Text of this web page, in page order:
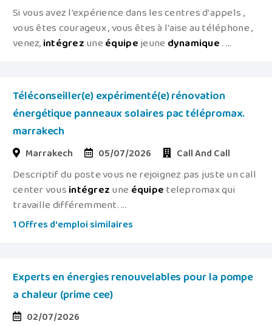
Si vous avez l'expérience dans les centres d'appels ,
vous êtes courageux , vous êtes à l'aise au téléphone ,
venez,intégrezuneéquipejeune dynamique. ...
Téléconseiller(e) expérimenté(e) rénovation
énergétique panneaux solaires pac télépromax.
marrakech
Marrakech 05/07/2026 Call And Call
Descriptif du poste vous ne rejoignez pas juste un call
center vousintégrezune équipetelepromax qui
travaille différemment. ...
1 Offres d'emploi similaires
Experts en énergies renouvelables pour la pompe
a chaleur (prime cee)
02/07/2026